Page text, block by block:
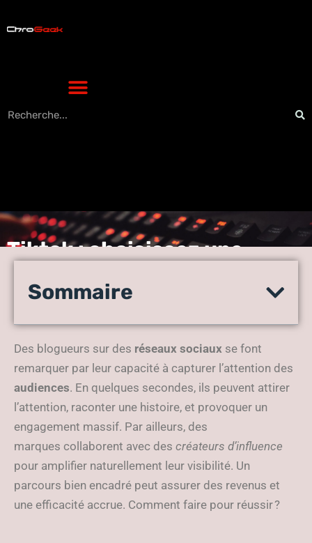
Tiktok : choisissez une
influenceur pour gagner en
médias
Sommaire
Des blogueurs sur des réseaux sociaux se font
remarquer par leur capacité à capturer l’attention des
audiences. En quelques secondes, ils peuvent attirer
l’attention, raconter une histoire, et provoquer un
engagement massif. Par ailleurs, des
marques collaborent avec des créateurs d’influence
pour amplifier naturellement leur visibilité. Un
parcours bien encadré peut assurer des revenus et
une efficacité accrue. Comment faire pour réussir ?